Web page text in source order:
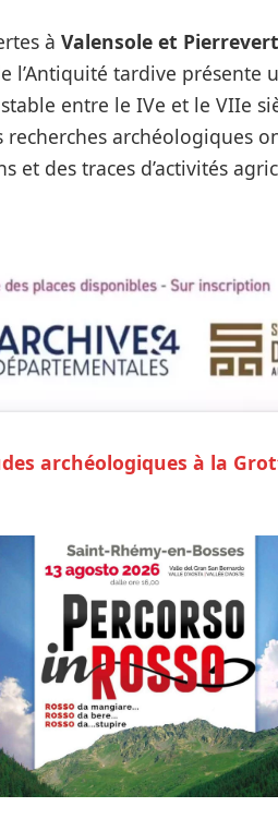
à Valensole et Pierrevert
l’Antiquité tardive présente
entre le IVe et le VIIe
recherches archéologiques
et des traces d’activités
archéologiques à la